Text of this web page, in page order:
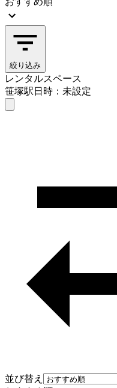
絞り込み
レンタルスペース
笹塚駅日時：未設定
並び替え